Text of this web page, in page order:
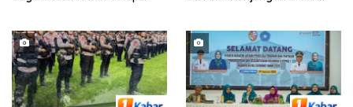
Ancaman Karhutla